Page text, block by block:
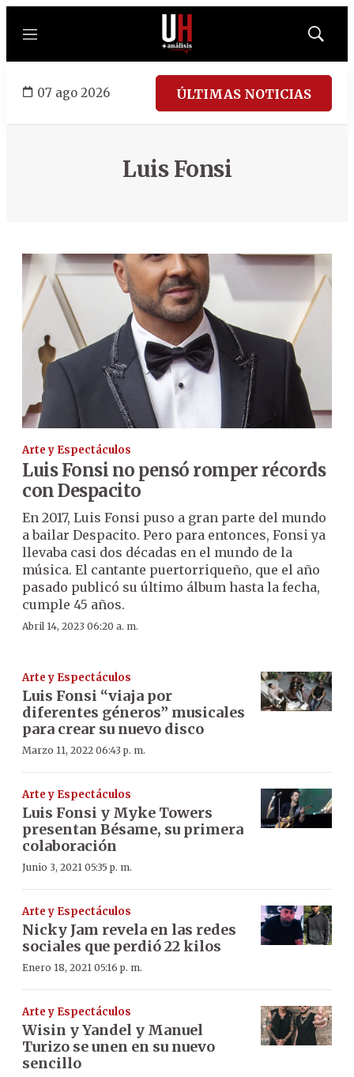
Menú
Mostrar
07 ago 2026 ÚLTIMAS NOTICIAS
Luis Fonsi
Arte y Espectáculos
Luis Fonsi no pensó romper récords
con Despacito
En 2017, Luis Fonsi puso a gran parte del mundo
a bailar Despacito. Pero para entonces, Fonsi ya
llevaba casi dos décadas en el mundo de la
música. El cantante puertorriqueño, que el año
pasado publicó su último álbum hasta la fecha,
cumple 45 años.
Abril 14, 2023 06:20 a. m.
Arte y Espectáculos
Luis Fonsi “viaja por
diferentes géneros” musicales
para crear su nuevo disco
Marzo 11, 2022 06:43 p. m.
Arte y Espectáculos
Luis Fonsi y Myke Towers
presentan Bésame, su primera
colaboración
Junio 3, 2021 05:35 p. m.
Arte y Espectáculos
Nicky Jam revela en las redes
sociales que perdió 22 kilos
Enero 18, 2021 05:16 p. m.
Arte y Espectáculos
Wisin y Yandel y Manuel
Turizo se unen en su nuevo
sencillo